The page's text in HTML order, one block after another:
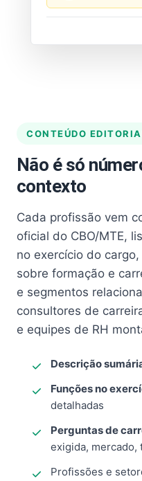
CONTEÚDO
Não é só
contexto
Cada profissão vem
oficial do CBO/MTE,
no exercício do
sobre formação e
e segmentos
consultores de
e equipes de RH
Descrição
Funções no
detalhadas
Perguntas de
exigida, mercado,
Profissões e